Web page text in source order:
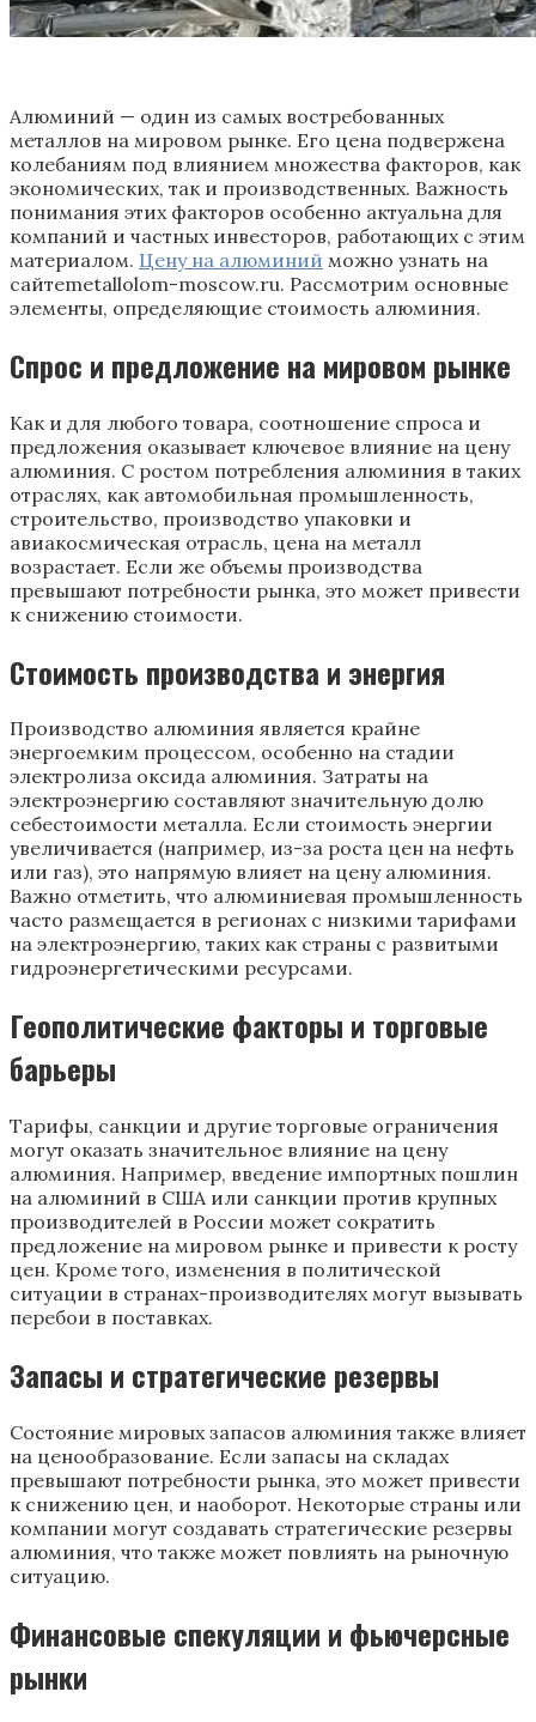
Алюминий — один из самых востребованных
металлов на мировом рынке. Его цена подвержена
колебаниям под влиянием множества факторов, как
экономических, так и производственных. Важность
понимания этих факторов особенно актуальна для
компаний и частных инвесторов, работающих с этим
материалом. Цену на алюминий можно узнать на
сайтеmetallolom-moscow.ru. Рассмотрим основные
элементы, определяющие стоимость алюминия.
Спрос и предложение на мировом рынке
Как и для любого товара, соотношение спроса и
предложения оказывает ключевое влияние на цену
алюминия. С ростом потребления алюминия в таких
отраслях, как автомобильная промышленность,
строительство, производство упаковки и
авиакосмическая отрасль, цена на металл
возрастает. Если же объемы производства
превышают потребности рынка, это может привести
к снижению стоимости.
Стоимость производства и энергия
Производство алюминия является крайне
энергоемким процессом, особенно на стадии
электролиза оксида алюминия. Затраты на
электроэнергию составляют значительную долю
себестоимости металла. Если стоимость энергии
увеличивается (например, из-за роста цен на нефть
или газ), это напрямую влияет на цену алюминия.
Важно отметить, что алюминиевая промышленность
часто размещается в регионах с низкими тарифами
на электроэнергию, таких как страны с развитыми
гидроэнергетическими ресурсами.
Геополитические факторы и торговые
барьеры
Тарифы, санкции и другие торговые ограничения
могут оказать значительное влияние на цену
алюминия. Например, введение импортных пошлин
на алюминий в США или санкции против крупных
производителей в России может сократить
предложение на мировом рынке и привести к росту
цен. Кроме того, изменения в политической
ситуации в странах-производителях могут вызывать
перебои в поставках.
Запасы и стратегические резервы
Состояние мировых запасов алюминия также влияет
на ценообразование. Если запасы на складах
превышают потребности рынка, это может привести
к снижению цен, и наоборот. Некоторые страны или
компании могут создавать стратегические резервы
алюминия, что также может повлиять на рыночную
ситуацию.
Финансовые спекуляции и фьючерсные
рынки